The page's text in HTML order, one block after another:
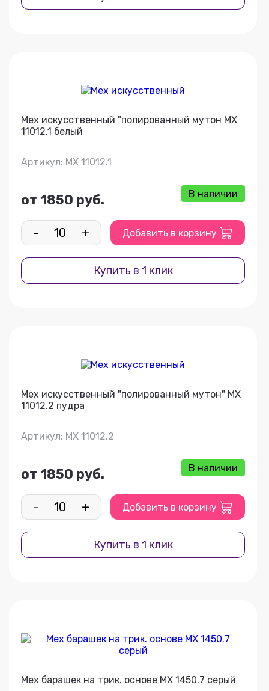
Мех искусственный "полированный мутон МХ
11012.1 белый
Артикул: МХ 11012.1
от 1850 руб. В наличии
- + Добавить в корзину
Купить в 1 клик
Мех искусственный "полированный мутон" МХ
11012.2 пудра
Артикул: МХ 11012.2
от 1850 руб. В наличии
- + Добавить в корзину
Купить в 1 клик
Мех барашек на трик. основе МХ 1450.7 серый